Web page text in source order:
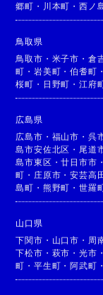
郷町 ・ 川本町 ・西ノ
鳥取県
鳥取市 ・ 米子市 ・ 倉
町 ・岩美町 ・伯耆町
桜町 ・ 日野町 ・江府
広島県
広島市 ・ 福山市 ・ 呉
島市安佐北区 ・ 尾道
島市東区 ・廿日市市 ・
町 ・ 庄原市 ・安芸高
島町 ・ 熊野町 ・世羅
山口県
下関市 ・ 山口市 ・ 周
下松市 ・ 萩市 ・光市
町 ・平生町 ・阿武町